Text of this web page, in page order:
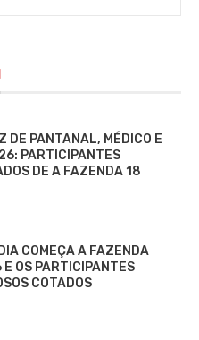
DE PANTANAL, MÉDICO E
PARTICIPANTES
DE A FAZENDA 18
COMEÇA A FAZENDA
OS PARTICIPANTES
COTADOS